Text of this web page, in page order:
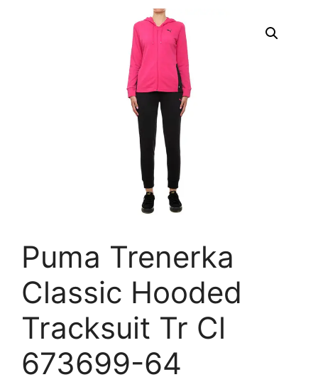
Puma Trenerka
Classic Hooded
Tracksuit Tr Cl
673699-64